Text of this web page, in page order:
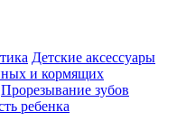
Детские аксессуары
и кормящих
Прорезывание зубов
ребенка